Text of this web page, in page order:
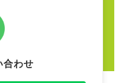
合わせ